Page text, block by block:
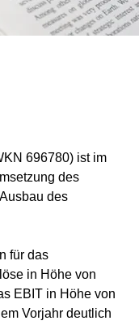
696780) ist im
des
des
für das
in Höhe von
EBIT in Höhe von
Vorjahr deutlich